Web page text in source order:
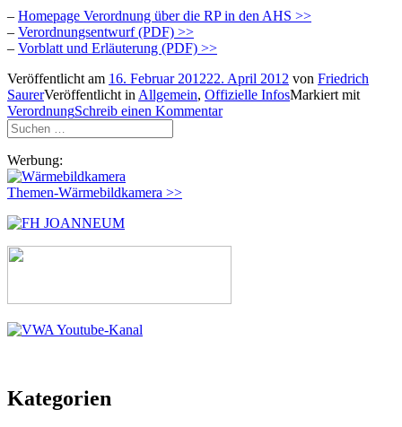
– Homepage Verordnung über die RP in den AHS >>
– Verordnungsentwurf (PDF) >>
– Vorblatt und Erläuterung (PDF) >>
Veröffentlicht am 16. Februar 201222. April 2012 von Friedrich
SaurerVeröffentlicht in Allgemein, Offizielle InfosMarkiert mit
VerordnungSchreib einen Kommentar
Suchen
nach:
Werbung:
Themen-Wärmebildkamera >>
Kategorien